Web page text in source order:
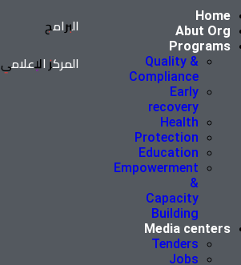
Home
Abut Org
Programs
Quality &
Compliance
Early
recovery
Health
Protection
Education
Empowerment
&
Capacity
Building
Media centers
Tenders
Jobs
البرامج
المركز الإعلامي